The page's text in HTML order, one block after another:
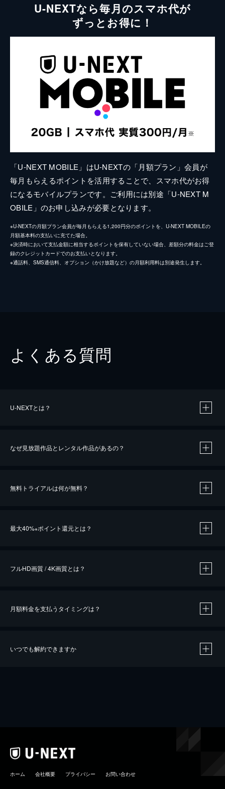
U-NEXTなら毎月のスマホ代が
ずっとお得に！
「U-NEXT MOBILE」はU-NEXTの「月額プラン」会員が
毎月もらえるポイントを活用することで、スマホ代がお得
になるモバイルプランです。ご利用には別途「U-NEXT M
OBILE」のお申し込みが必要となります。
※U-NEXTの月額プラン会員が毎月もらえる1,200円分のポイントを、U-NEXT MOBILEの
月額基本料の支払いに充てた場合。
※決済時において支払金額に相当するポイントを保有していない場合、差額分の料金はご登
録のクレジットカードでのお支払いとなります。
※通話料、SMS通信料、オプション（かけ放題など）の月額利用料は別途発生します。
よくある質問
U-NEXTとは？
なぜ見放題作品とレンタル作品があるの？
無料トライアルは何が無料？
最大40%※ポイント還元とは？
※40％ポイント還元の対象は、クレジットカード決済による作品の購入 / レンタルです。
iOSアプリのUコイン決済による作品の購入 / レンタルは、20％のポイント還元です。
フルHD画質 / 4K画質とは？
月額料金を支払うタイミングは？
いつでも解約できますか
ホーム 会社概要 プライバシー お問い合わせ